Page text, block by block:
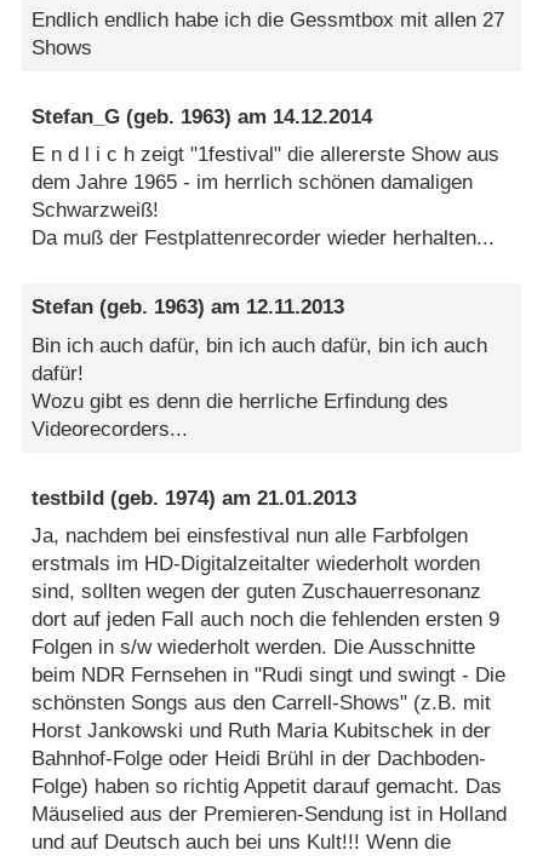
Endlich endlich habe ich die Gessmtbox mit allen 27
Shows
Stefan_G (geb. 1963) am 14.12.2014
E n d l i c h zeigt "1festival" die allererste Show aus
dem Jahre 1965 - im herrlich schönen damaligen
Schwarzweiß!
Da muß der Festplattenrecorder wieder herhalten...
Stefan (geb. 1963) am 12.11.2013
Bin ich auch dafür, bin ich auch dafür, bin ich auch
dafür!
Wozu gibt es denn die herrliche Erfindung des
Videorecorders...
testbild (geb. 1974) am21.01.2013
Ja, nachdem bei einsfestival nun alle Farbfolgen
erstmals im HD-Digitalzeitalter wiederholt worden
sind, sollten wegen der guten Zuschauerresonanz
dort auf jeden Fall auch noch die fehlenden ersten 9
Folgen in s/w wiederholt werden. Die Ausschnitte
beim NDR Fernsehen in "Rudi singt und swingt - Die
schönsten Songs aus den Carrell-Shows" (z.B. mit
Horst Jankowski und Ruth Maria Kubitschek in der
Bahnhof-Folge oder Heidi Brühl in der Dachboden-
Folge) haben so richtig Appetit darauf gemacht. Das
Mäuselied aus der Premieren-Sendung ist in Holland
und auf Deutsch auch bei uns Kult!!! Wenn die